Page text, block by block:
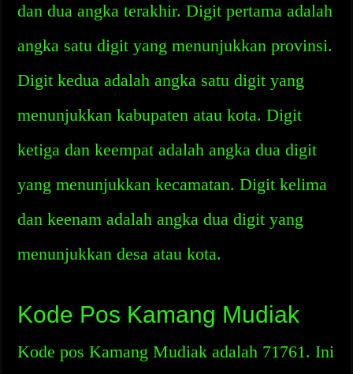
dan dua angka terakhir. Digit pertama adalah
angka satu digit yang menunjukkan provinsi.
Digit kedua adalah angka satu digit yang
menunjukkan kabupaten atau kota. Digit
ketiga dan keempat adalah angka dua digit
yang menunjukkan kecamatan. Digit kelima
dan keenam adalah angka dua digit yang
menunjukkan desa atau kota.
Kode Pos Kamang Mudiak
Kode pos Kamang Mudiak adalah 71761. Ini